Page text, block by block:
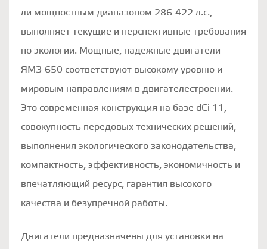
ли мощностным диапазоном 286-422 л.с.,
выполняет текущие и перспективные требования
по экологии. Мощные, надежные двигатели
ЯМЗ-650 соответствуют высокому уровню и
мировым направлениям в двигателестроении.
Это современная конструкция на базе dCi 11,
совокупность передовых технических решений,
выполнения экологического законодательства,
компактность, эффективность, экономичность и
впечатляющий ресурс, гарантия высокого
качества и безупречной работы.
Двигатели предназначены для установки на